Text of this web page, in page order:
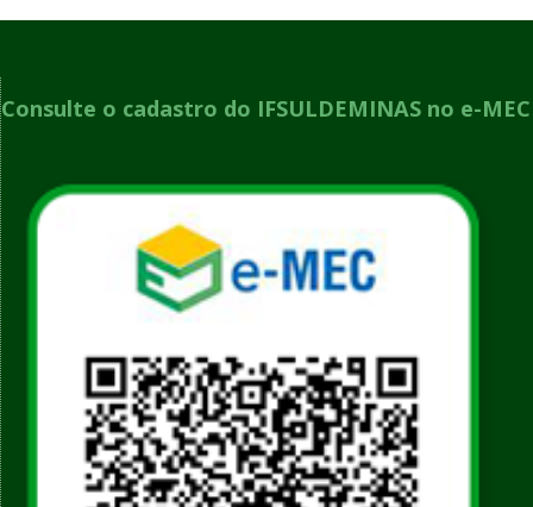
Consulte o cadastro do IFSULDEMINAS no e-MEC